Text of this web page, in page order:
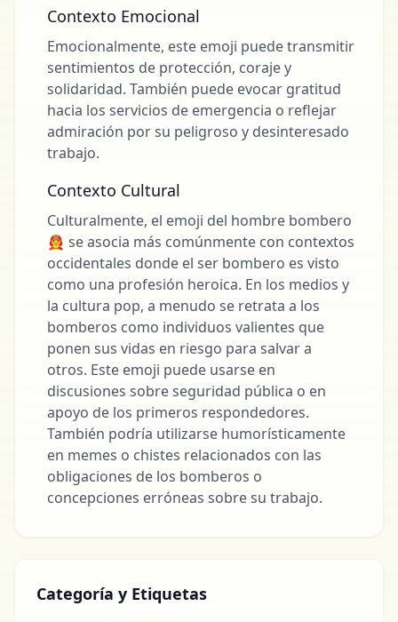
Contexto Emocional
Emocionalmente, este emoji puede transmitir
sentimientos de protección, coraje y
solidaridad. También puede evocar gratitud
hacia los servicios de emergencia o reflejar
admiración por su peligroso y desinteresado
trabajo.
Contexto Cultural
Culturalmente, el emoji del hombre bombero
👨‍🚒 se asocia más comúnmente con contextos
occidentales donde el ser bombero es visto
como una profesión heroica. En los medios y
la cultura pop, a menudo se retrata a los
bomberos como individuos valientes que
ponen sus vidas en riesgo para salvar a
otros. Este emoji puede usarse en
discusiones sobre seguridad pública o en
apoyo de los primeros respondedores.
También podría utilizarse humorísticamente
en memes o chistes relacionados con las
obligaciones de los bomberos o
concepciones erróneas sobre su trabajo.
Categoría y Etiquetas